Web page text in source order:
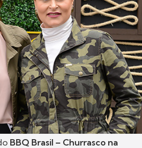
BBQ Brasil – Churrasco na